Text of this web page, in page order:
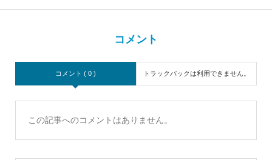
コメント
コメント ( 0 ) トラックバックは利用できません。
この記事へのコメントはありません。